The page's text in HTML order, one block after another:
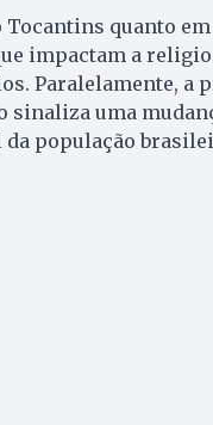
quanto
impactam a
Paralelamente, a
sinaliza uma
população